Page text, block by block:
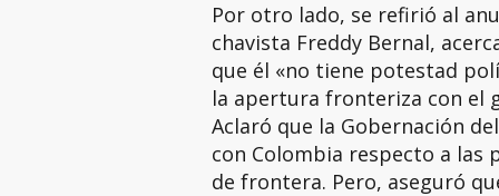
Por otro lado, se refirió al
chavista Freddy Bernal,
que él «no tiene potestad
la apertura fronteriza con el
Aclaró que la Gobernación
con Colombia respecto a las
de frontera. Pero, aseguró